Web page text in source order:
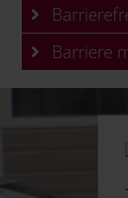
Barriere